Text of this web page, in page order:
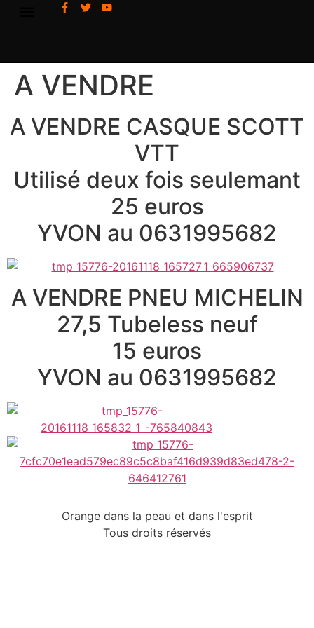
A VENDRE
A VENDRE CASQUE SCOTT
VTT
Utilisé deux fois seulemant
25 euros
YVON au 0631995682
A VENDRE PNEU MICHELIN
27,5 Tubeless neuf
15 euros
YVON au 0631995682
Orange dans la peau et dans l'esprit
Tous droits réservés